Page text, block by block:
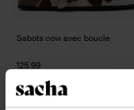
Sabots cow avec boucle
125.99